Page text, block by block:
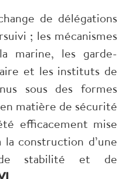
de délégations
; les mécanismes
marine, les garde-
et les instituts de
sous des formes
matière de sécurité
efficacement mise
construction d’une
stabilité et de